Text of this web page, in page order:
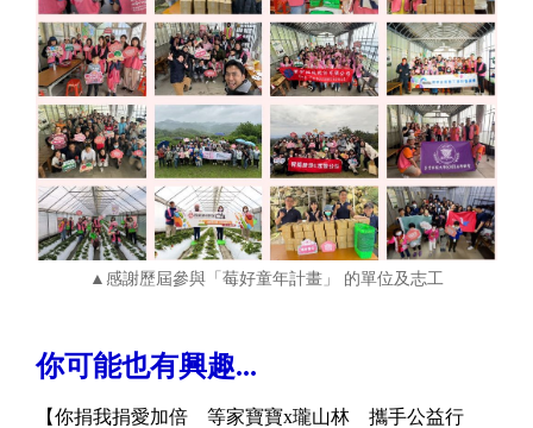
▲感謝歷屆參與「莓好童年計畫」 的單位及志工
你可能也有興趣...
【你捐我捐愛加倍 等家寶寶x瓏山林 攜手公益行